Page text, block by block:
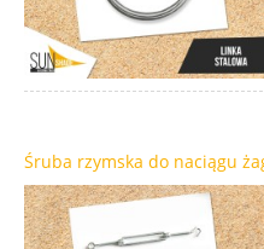
Śruba rzymska do naciągu